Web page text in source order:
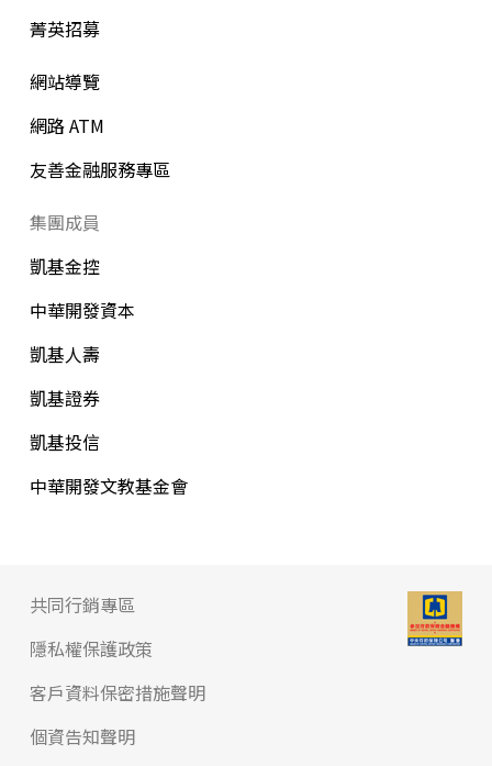
菁英招募
網站導覽
網路 ATM
友善金融服務專區
集團成員
凱基金控
中華開發資本
凱基人壽
凱基證券
凱基投信
中華開發文教基金會
共同行銷專區
隱私權保護政策
客戶資料保密措施聲明
個資告知聲明